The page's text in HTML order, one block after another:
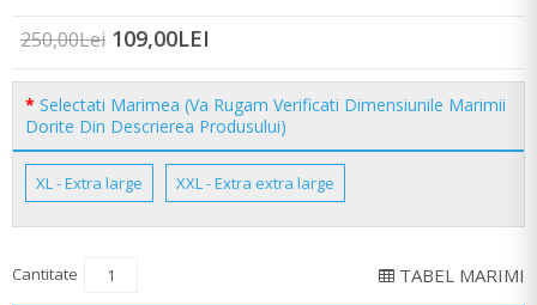
250,00Lei 109,00LEI
Selectati Marimea (Va Rugam Verificati Dimensiunile Marimii
Dorite Din Descrierea Produsului)
XL - Extra large XXL - Extra extra large
Cantitate TABEL MARIMI